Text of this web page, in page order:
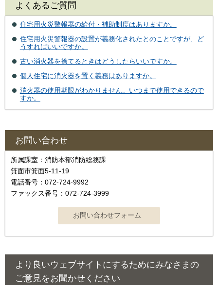
よくあるご質問
住宅用火災警報器の給付・補助制度はありますか。
住宅用火災警報器の設置が義務化されたとのことですが、ど
うすればいいですか。
古い消火器を捨てるときはどうしたらいいですか。
個人住宅に消火器を置く義務はありますか。
消火器の使用期限がわかりません。いつまで使用できるので
すか。
お問い合わせ
所属課室：消防本部消防総務課
箕面市箕面5-11-19
電話番号：072-724-9992
ファックス番号：072-724-3999
より良いウェブサイトにするためにみなさまの
ご意見をお聞かせください